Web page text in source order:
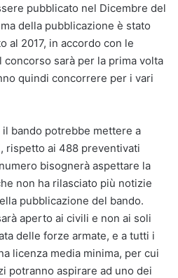
pubblicato nel Dicembre del
della pubblicazione è stato
al 2017, in accordo con le
sarà per la prima volta
quindi concorrere per i vari
bando potrebbe mettere a
rispetto ai 488 preventivati
bisognerà aspettare la
non ha rilasciato più notizie
pubblicazione del bando.
aperto ai civili e non ai soli
delle forze armate, e a tutti i
licenza media minima, per cui
potranno aspirare ad uno dei